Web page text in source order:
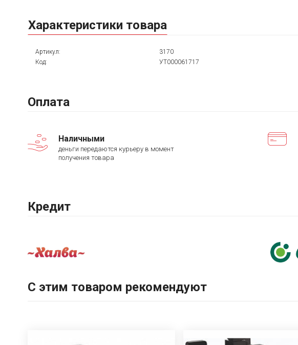
Характеристики товара
Артикул:
3170
Код:
УТ000061717
Оплата
Наличными
деньги передаются курьеру в момент
получения товара
Кредит
С этим товаром рекомендуют